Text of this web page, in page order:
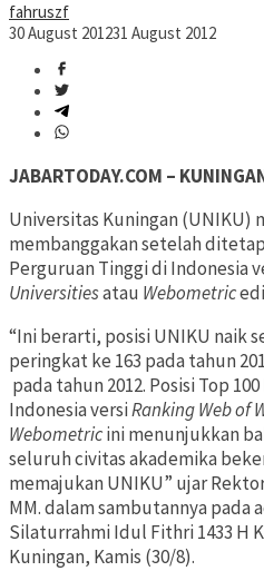
fahruszf
30 August 201231 August 2012
JABARTODAY.COM –
Universitas Kuningan (UNIKU)
membanggakan setelah
Perguruan Tinggi di Indonesia
Universitiesatau Webometric
“Ini berarti, posisi UNIKU naik
peringkat ke 163 pada tahun
pada tahun 2012. Posisi Top
Indonesia versiRanking Web of
Webometricini menunjukkan
seluruh civitas akademika
memajukan UNIKU” ujar
MM. dalam sambutannya pada
Silaturrahmi Idul Fithri 1433 H
Kuningan, Kamis (30/8).